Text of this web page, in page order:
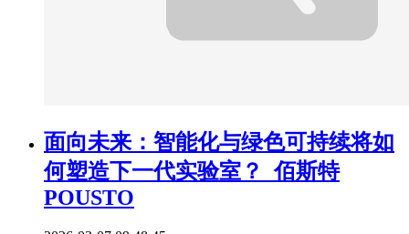
面向未来：智能化与绿色可持续将如
何塑造下一代实验室？_佰斯特
POUSTO